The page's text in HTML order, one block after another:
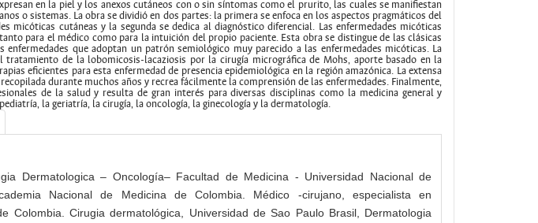
en la piel y los anexos cutáneos con o sin síntomas como el prurito, las cuales se manifiestan
o sistemas. La obra se dividió en dos partes: la primera se enfoca en los aspectos pragmáticos del
micóticas cutáneas y la segunda se dedica al diagnóstico diferencial. Las enfermedades micóticas
para el médico como para la intuición del propio paciente. Esta obra se distingue de las clásicas
que adoptan un patrón semiológico muy parecido a las enfermedades micóticas. La
tratamiento de la lobomicosis-lacaziosis por la cirugía micrográfica de Mohs, aporte basado en la
eficientes para esta enfermedad de presencia epidemiológica en la región amazónica. La extensa
durante muchos años y recrea fácilmente la comprensión de las enfermedades. Finalmente,
de la salud y resulta de gran interés para diversas disciplinas como la medicina general y
la geriatría, la cirugía, la oncología, la ginecología y la dermatología.
Dermatologica – Oncología– Facultad de Medicina - Universidad Nacional de
Nacional de Medicina de Colombia. Médico -cirujano, especialista en
Colombia. Cirugia dermatológica, Universidad de Sao Paulo Brasil, Dermatologia